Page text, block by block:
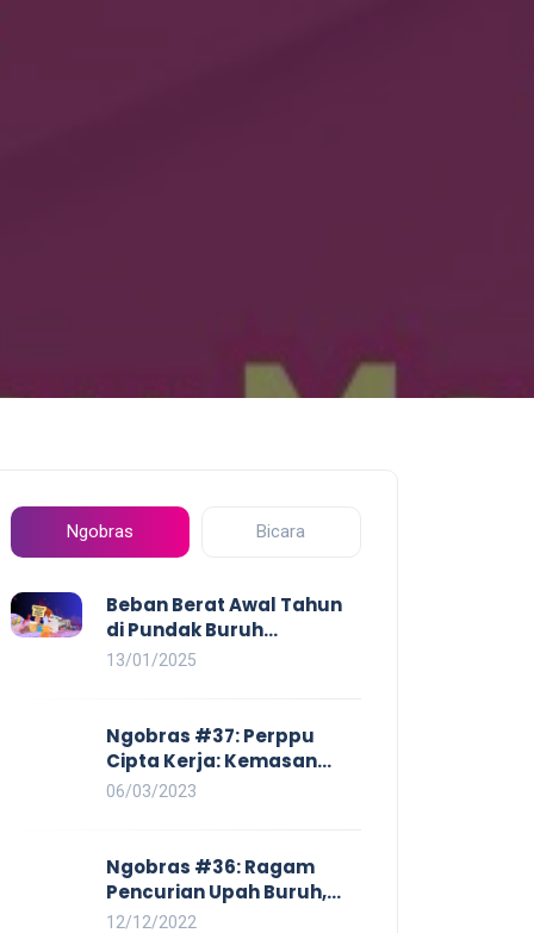
Ngobras Bicara
Beban Berat Awal Tahun
di Pundak Buruh
Perempuan: Kenaikan
Membayangi dan
Eksploitasi di Dunia Kerja
13/01/2025
Ngobras #37: Perppu
Cipta Kerja: Kemasan
Baru UU Cipta Kerja yang
06/03/2023
Ngobras #36: Ragam
Pencurian Upah Buruh,
Mulai Dari No Work No Pay
12/12/2022